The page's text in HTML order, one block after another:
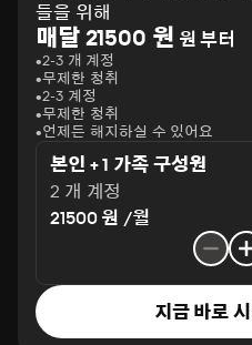
들을 위해
매달 21500 원 원 부터
2-3 개 계정
무제한 청취
2-3 계정
무제한 청취
언제든 해지하실 수 있어요
본인 + 1 가족 구성원
2 개 계정
21500 원 /월
지금 바로 시